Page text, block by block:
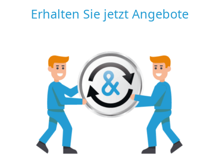
Erhalten Sie jetzt Angebote